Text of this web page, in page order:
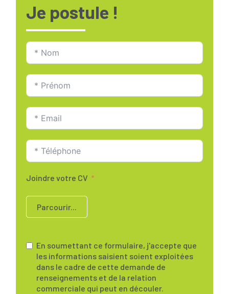
Je postule !
Joindre votre CV
Parcourir...
En soumettant ce formulaire, j'accepte que
les informations saisient soient exploitées
dans le cadre de cette demande de
renseignements et de la relation
commerciale qui peut en découler.